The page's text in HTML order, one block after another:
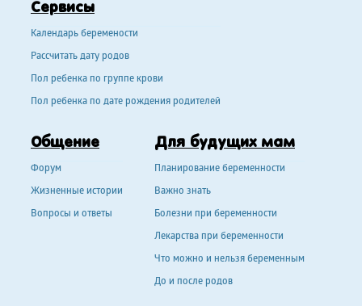
Сервисы
Календарь беремености
Рассчитать дату родов
Пол ребенка по группе крови
Пол ребенка по дате рождения родителей
Общение
Форум
Жизненные истории
Вопросы и ответы
Для будущих мам
Планирование беременности
Важно знать
Болезни при беременности
Лекарства при беременности
Что можно и нельзя беременным
До и после родов